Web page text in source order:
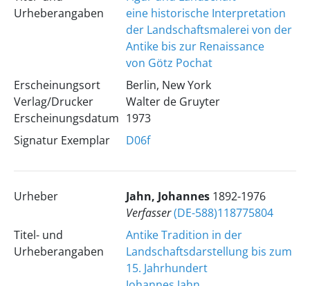
Urheberangaben
eine historische Interpretation
der Landschaftsmalerei von der
Antike bis zur Renaissance
von Götz Pochat
Erscheinungsort
Verlag/Drucker
Erscheinungsdatum
Berlin, New York
Walter de Gruyter
1973
Signatur Exemplar
D06f
Urheber Jahn, Johannes 1892-1976
Verfasser(DE-588)118775804
Titel- und
Urheberangaben
Antike Tradition in der
Landschaftsdarstellung bis zum
15. Jahrhundert